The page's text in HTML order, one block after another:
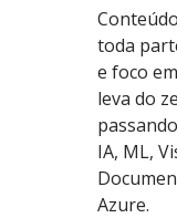
toda
e foco
leva do
IA, ML,
Azure.